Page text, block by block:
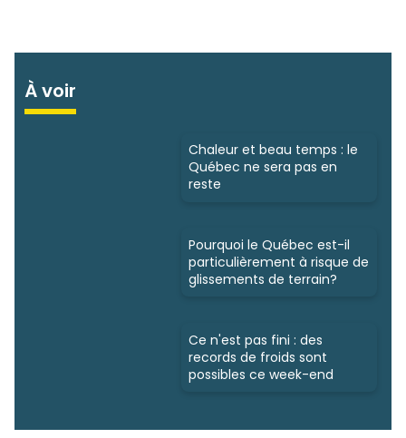
À voir
Chaleur et beau temps : le
Québec ne sera pas en
reste
Pourquoi le Québec est-il
particulièrement à risque de
glissements de terrain?
Ce n'est pas fini : des
records de froids sont
possibles ce week-end